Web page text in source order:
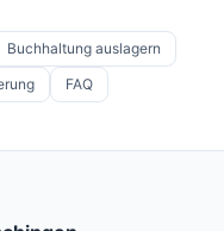
Buchhaltung auslagern
FAQ